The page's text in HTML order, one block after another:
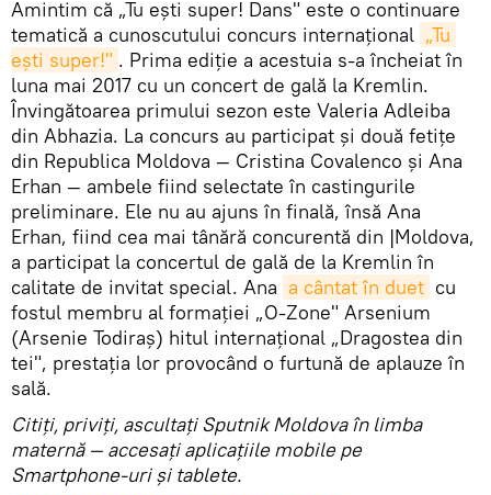
Amintim că „Tu ești super! Dans" este o continuare
tematică a cunoscutului concurs internațional „Tu
ești super!" . Prima ediție a acestuia s-a încheiat în
luna mai 2017 cu un concert de gală la Kremlin.
Învingătoarea primului sezon este Valeria Adleiba
din Abhazia. La concurs au participat și două fetițe
din Republica Moldova — Cristina Covalenco și Ana
Erhan — ambele fiind selectate în castingurile
preliminare. Ele nu au ajuns în finală, însă Ana
Erhan, fiind cea mai tânără concurentă din |Moldova,
a participat la concertul de gală de la Kremlin în
calitate de invitat special. Ana a cântat în duet cu
fostul membru al formației „O-Zone" Arsenium
(Arsenie Todiraș) hitul internațional „Dragostea din
tei", prestația lor provocând o furtună de aplauze în
sală.
Citiţi, priviţi, ascultaţi Sputnik Moldova în limba
maternă — accesaţi aplicaţiile mobile pe
Smartphone-uri şi tablete.